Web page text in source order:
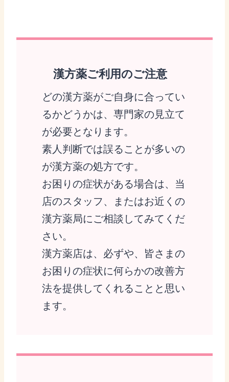
漢方薬ご利用のご注意
どの漢方薬がご自身に合ってい
るかどうかは、専門家の見立て
が必要となります。
素人判断では誤ることが多いの
が漢方薬の処方です。
お困りの症状がある場合は、当
店のスタッフ、またはお近くの
漢方薬局にご相談してみてくだ
さい。
漢方薬店は、必ずや、皆さまの
お困りの症状に何らかの改善方
法を提供してくれることと思い
ます。